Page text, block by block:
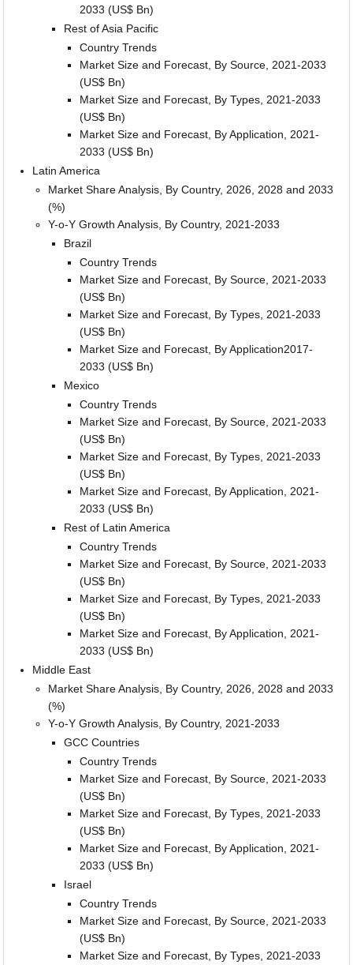
2033 (US$ Bn)
Rest of Asia Pacific
Country Trends
Market Size and Forecast, By Source, 2021-2033
(US$ Bn)
Market Size and Forecast, By Types, 2021-2033
(US$ Bn)
Market Size and Forecast, By Application, 2021-
2033 (US$ Bn)
Latin America
Market Share Analysis, By Country, 2026, 2028 and 2033
(%)
Y-o-Y Growth Analysis, By Country, 2021-2033
Brazil
Country Trends
Market Size and Forecast, By Source, 2021-2033
(US$ Bn)
Market Size and Forecast, By Types, 2021-2033
(US$ Bn)
Market Size and Forecast, By Application2017-
2033 (US$ Bn)
Mexico
Country Trends
Market Size and Forecast, By Source, 2021-2033
(US$ Bn)
Market Size and Forecast, By Types, 2021-2033
(US$ Bn)
Market Size and Forecast, By Application, 2021-
2033 (US$ Bn)
Rest of Latin America
Country Trends
Market Size and Forecast, By Source, 2021-2033
(US$ Bn)
Market Size and Forecast, By Types, 2021-2033
(US$ Bn)
Market Size and Forecast, By Application, 2021-
2033 (US$ Bn)
Middle East
Market Share Analysis, By Country, 2026, 2028 and 2033
(%)
Y-o-Y Growth Analysis, By Country, 2021-2033
GCC Countries
Country Trends
Market Size and Forecast, By Source, 2021-2033
(US$ Bn)
Market Size and Forecast, By Types, 2021-2033
(US$ Bn)
Market Size and Forecast, By Application, 2021-
2033 (US$ Bn)
Israel
Country Trends
Market Size and Forecast, By Source, 2021-2033
(US$ Bn)
Market Size and Forecast, By Types, 2021-2033